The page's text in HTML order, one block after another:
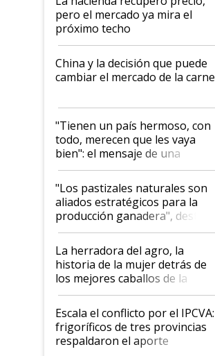
pero el mercado ya mira el
próximo techo
China y la decisión que puede
cambiar el mercado de la carne
"Tienen un país hermoso, con
todo, merecen que les vaya
bien": el mensaje de una
ganadera uruguaya sobre las
oportunidades que se abren
para el agro en Argentina, con
foco en la carne
"Los pastizales naturales son
aliados estratégicos para la
producción ganadera", destaca
la iniciativa que ya reúne a 46
establecimientos en Argentina
La herradora del agro, la
historia de la mujer detrás de
los mejores caballos de la
Argentina y los mitos que
todavía hacen sufrir a estos
animales: "Mientras me
descalificaban, yo seguí
haciendo currículum"
Escala el conflicto por el IPCVA:
frigoríficos de tres provincias
respaldaron el aporte